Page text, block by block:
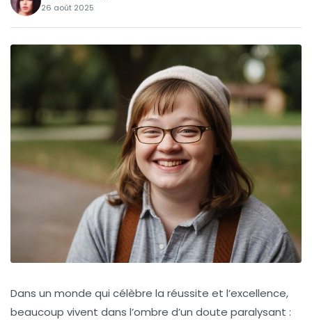
26 août 2025
Dans un monde qui célèbre la réussite et l’excellence,
beaucoup vivent dans l’ombre d’un doute paralysant :